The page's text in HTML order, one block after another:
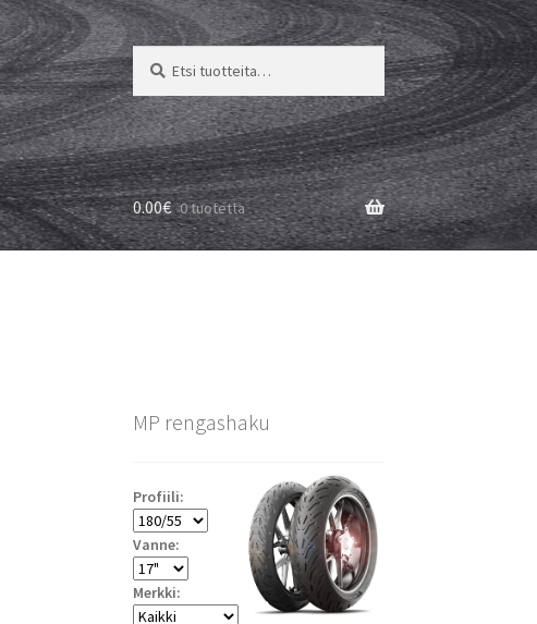
Etsi:
Haku
0.00€ 0 tuotetta
MP rengashaku
Profiili:
Vanne:
Merkki: